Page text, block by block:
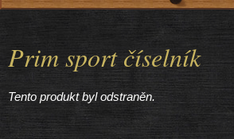
Prim sport číselník
Tento produkt byl odstraněn.